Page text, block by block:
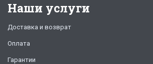
Наши услуги
Доставка и возврат
Оплата
Гарантии